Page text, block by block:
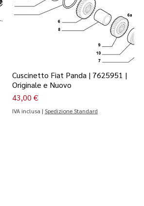
Cuscinetto Fiat Panda | 7625951 |
Originale e Nuovo
Prezzo
43,00 €
IVA inclusa | Spedizione Standard